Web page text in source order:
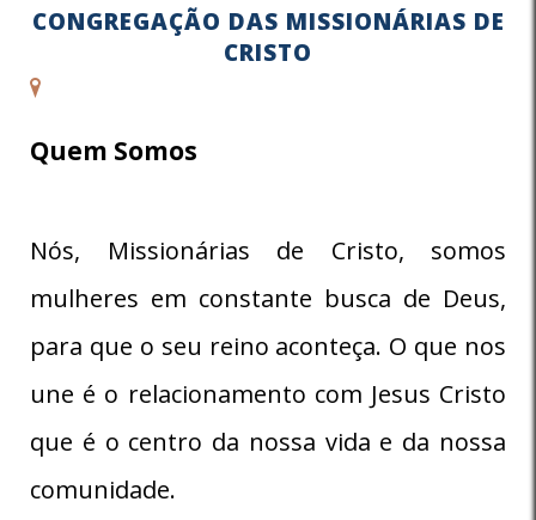
CONGREGAÇÃO DAS MISSIONÁRIAS DE
CRISTO
Quem Somos
Nós, Missionárias de Cristo, somos
mulheres em constante busca de Deus,
para que o seu reino aconteça. O que nos
une é o relacionamento com Jesus Cristo
que é o centro da nossa vida e da nossa
comunidade.